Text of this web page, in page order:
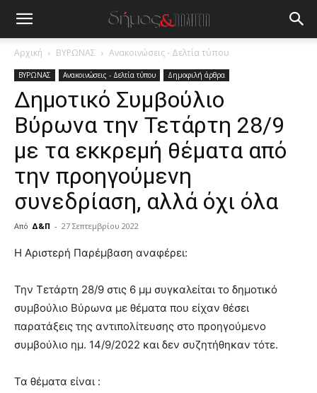
Αρχική ΒΥΡΩΝΑΣ Ανακοινώσεις - Δελτία τύπου
ΒΥΡΩΝΑΣ Ανακοινώσεις - Δελτία τύπου Δημοφιλή άρθρα
Δημοτικό Συμβούλιο
Βύρωνα την Τετάρτη 28/9
με τα εκκρεμή θέματα από
την προηγούμενη
συνεδρίαση, αλλά όχι όλα
Από Δ&Π - 27 Σεπτεμβρίου 2022
blonde
hot
cam
show.desi
xxx
teaches
Η Αριστερή Παρέμβαση αναφέρει:
Την Τετάρτη 28/9 στις 6 μμ συγκαλείται το δημοτικό
συμβούλιο Βύρωνα με θέματα που είχαν θέσει
παρατάξεις της αντιπολίτευσης στο προηγούμενο
συμβούλιο ημ. 14/9/2022 και δεν συζητήθηκαν τότε.
Τα θέματα είναι :